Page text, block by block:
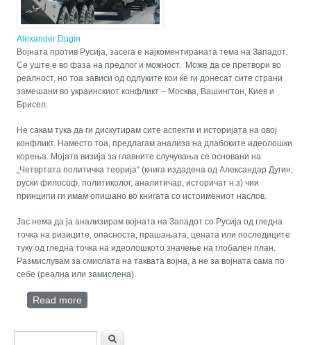
Alexander Dugin
Војната против Русија, засега е најкоментираната тема на Западот.
Се уште е во фаза на предлог и можност. Може да се претвори во
реалност, но тоа зависи од одлуките кои ќе ги донесат сите страни
замешани во украинскиот конфликт – Москва, Вашингтон, Киев и
Брисел.
Не сакам тука да ги дискутирам сите аспекти и историјата на овој
конфликт. Наместо тоа, предлагам анализа на длабоките идеолошки
корења. Мојата визија за главните случувања се основани на
„Четвртата политичка теорија“ (книга издадена од Александар Дугин,
руски философ, политиколог, аналитичар, историчат н.з) чии
принципи ги имам опишано во книгата со истоимениот наслов.
Јас нема да ја анализирам војната на Западот со Русија од гледна
точка на ризиците, опасноста, прашањата, цената или последиците
туку од гледна точка на идеолошкото значење на глобален план.
Размислувам за смислата на таквата војна, а не за војната сама по
себе (реална или замислена).
Read more